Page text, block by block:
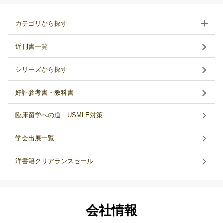
カテゴリから探す
近刊書一覧
シリーズから探す
好評参考書・教科書
臨床留学への道 USMLE対策
学会出展一覧
洋書籍クリアランスセール
会社情報